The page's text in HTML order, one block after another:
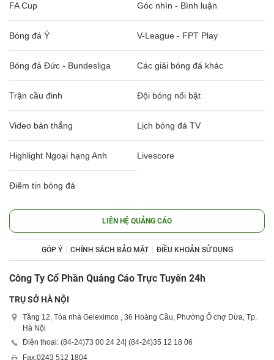
FA Cup Góc nhìn - Bình luận
Bóng đá Ý V-League - FPT Play
Bóng đá Đức - Bundesliga Các giải bóng đá khác
Trận cầu đinh Đội bóng nổi bật
Video bàn thắng Lịch bóng đá TV
Highlight Ngoại hạng Anh Livescore
Điểm tin bóng đá
LIÊN HỆ QUẢNG CÁO
GÓP Ý CHÍNH SÁCH BẢO MẬT ĐIỀU KHOẢN SỬ DỤNG
Công Ty Cổ Phần Quảng Cáo Trực Tuyến 24h
TRỤ SỞ HÀ NỘI
Tầng 12, Tòa nhà Geleximco , 36 Hoàng Cầu, Phường Ô chợ Dừa, Tp.
Hà Nội
Điện thoại: (84-24)73 00 24 24 | (84-24)35 12 18 06
Fax:0243 512 1804